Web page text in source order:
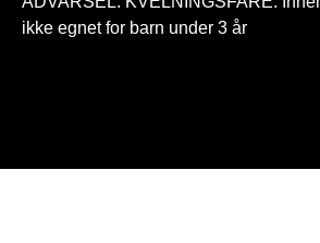
ikke egnet for barn under 3 år